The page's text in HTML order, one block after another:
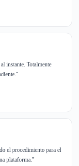
instante. Totalmente
el procedimiento para el
plataforma."